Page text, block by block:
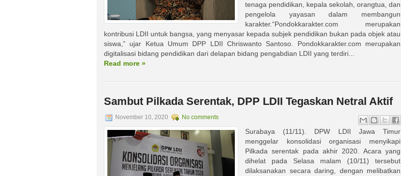
tenaga pendidikan, kepala sekolah, orangtua, dan
pengelola yayasan dalam membangun
karakter.“Pondokkarakter.com merupakan
kontribusi LDII untuk bangsa, yang menyasar kepada subjek pendidikan bukan pada objek atau
siswa,” ujar Ketua Umum DPP LDII Chriswanto Santoso. Pondokkarakter.com merupakan
digitalisasi bidang pendidikan dari delapan bidang pengabdian LDII yang terdiri...
Read more »
Sambut Pilkada Serentak, DPP LDII Tegaskan Netral Aktif
November 10, 2020 No comments
Surabaya (11/11). DPW LDII Jawa Timur
menggelar konsolidasi organisasi menyikapi
Pilkada serentak pada akhir 2020. Acara yang
dihelat pada Selasa malam (10/11) tersebut
dilaksanakan secara daring, dengan melibatkan